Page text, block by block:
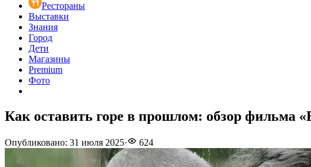
Рестораны
Выставки
Знания
Город
Дети
Магазины
Premium
Фото
Как оставить горе в прошлом: обзор фильма
Опубликовано: 31 июля 2025· 624